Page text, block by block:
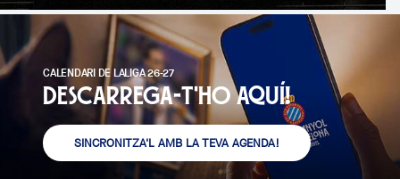
CALENDARI DE LALIGA 26-27
Descarrega-t'ho aquí!
SINCRONITZA'L AMB LA TEVA AGENDA!